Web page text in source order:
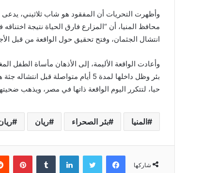
وأظهرت التحريات أن المفقود هو شاب ثلاثيني،
محافظ المنيا، أن “المزارع فارق الحياة نتيجة
انتشال الجثمان، وفتح تحقيق حول الواقعة من قبل
بئر وظل داخلها لمدة 5 أيام متواصلة
حيا، لتتكرر اليوم الواقعة ذاتها في مصر، ويذهب
المنيا بئر الصحراء ريان
شاركها
فيسبوك تويتر لينكدإن